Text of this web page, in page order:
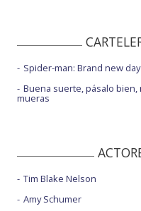
Spider-man: Brand new day
Buena suerte, pásalo bien,
mueras
Tim Blake Nelson
Amy Schumer